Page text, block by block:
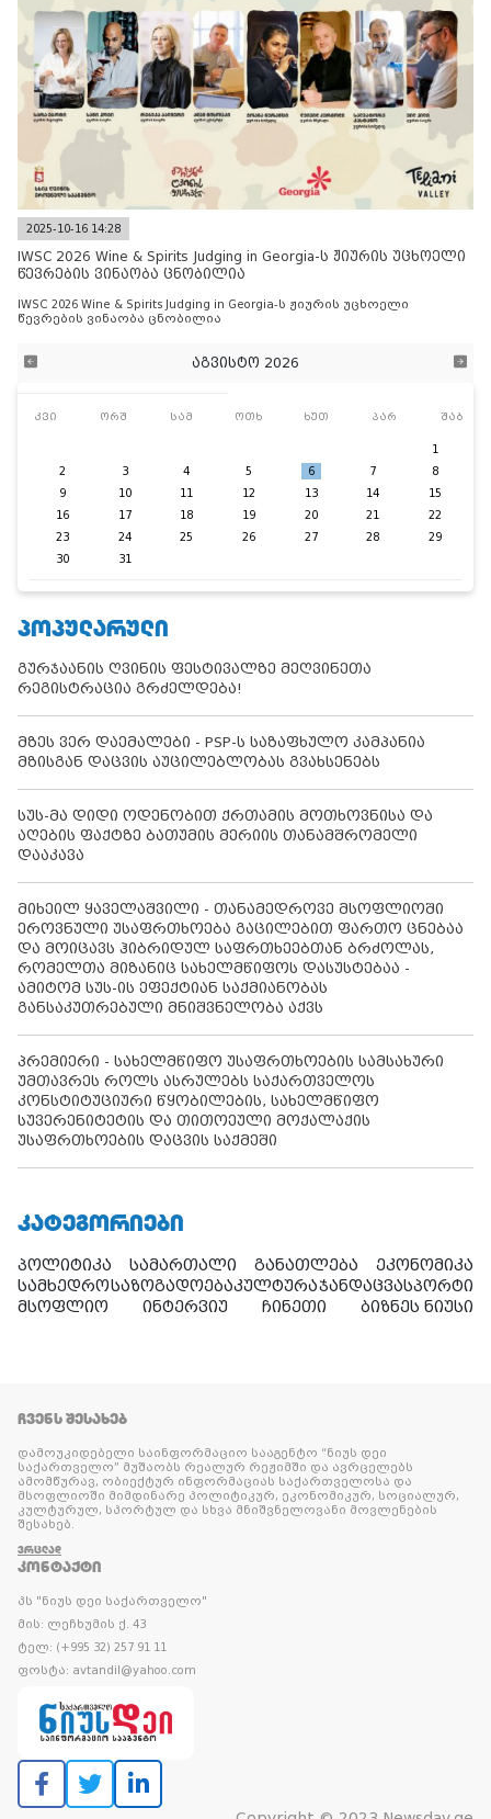
2025-10-16 14:28
IWSC 2026 Wine & Spirits Judging in Georgia-ს ჟიურის უცხოელი
წევრების ვინაობა ცნობილია
IWSC 2026 Wine & Spirits Judging in Georgia-ს ჟიურის უცხოელი
წევრების ვინაობა ცნობილია
აგვისტო 2026
კვი ორშ სამ ოთხ ხუთ პარ შაბ
1
2
3 4 5 6 7
8
9
10 11 12 13 14
15
16
17 18 19 20 21
22
23
24 25 26 27 28
29
30
31
ᲞᲝᲞᲣᲚᲐᲠᲣᲚᲘ
გურჯაანის ღვინის ფესტივალზე მეღვინეთა
რეგისტრაცია გრძელდება!
მზეს ვერ დაემალები - PSP-ს საზაფხულო კამპანია
მზისგან დაცვის აუცილებლობას გვახსენებს
სუს-მა დიდი ოდენობით ქრთამის მოთხოვნისა და
აღების ფაქტზე ბათუმის მერიის თანამშრომელი
დააკავა
მიხეილ ყაველაშვილი - თანამედროვე მსოფლიოში
ეროვნული უსაფრთხოება გაცილებით ფართო ცნებაა
და მოიცავს ჰიბრიდულ საფრთხეებთან ბრძოლას,
რომელთა მიზანიც სახელმწიფოს დასუსტებაა -
ამიტომ სუს-ის ეფექტიან საქმიანობას
განსაკუთრებული მნიშვნელობა აქვს
პრემიერი - სახელმწიფო უსაფრთხოების სამსახური
უმთავრეს როლს ასრულებს საქართველოს
კონსტიტუციური წყობილების, სახელმწიფო
სუვერენიტეტის და თითოეული მოქალაქის
უსაფრთხოების დაცვის საქმეში
ᲙᲐᲢᲔᲒᲝᲠᲘᲔᲑᲘ
პოლიტიკა სამართალი განათლება
ეკონომიკა
სამხედროსაზოგადოებაკულტურაჯანდაცვასპორტი
მსოფლიო
ინტერვიუ ჩინეთი ბიზნეს ნიუსი
ᲩᲕᲔᲜᲡ ᲨᲔᲡᲐᲮᲔᲑ
დამოუკიდებელი საინფორმაციო სააგენტო “ნიუს დეი
საქართველო” მუშაობს რეალურ რეჟიმში და ავრცელებს
ამომწურავ, ობიექტურ ინფორმაციას საქართველოსა და
მსოფლიოში მიმდინარე პოლიტიკურ, ეკონომიკურ, სოციალურ,
კულტურულ, სპორტულ და სხვა მნიშვნელოვანი მოვლენების
შესახებ.
ᲕᲠᲪᲚᲐᲓ
ᲙᲝᲜᲢᲐᲥᲢᲘ
პს "ნიუს დეი საქართველო"
მის: ლეჩხუმის ქ. 43
ტელ: (+995 32) 257 91 11
ფოსტა: avtandil@yahoo.com